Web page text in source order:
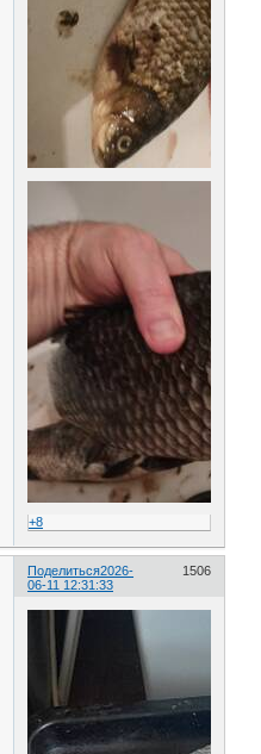
+8
Поделиться 1506
2026-
06-11 12:31:33